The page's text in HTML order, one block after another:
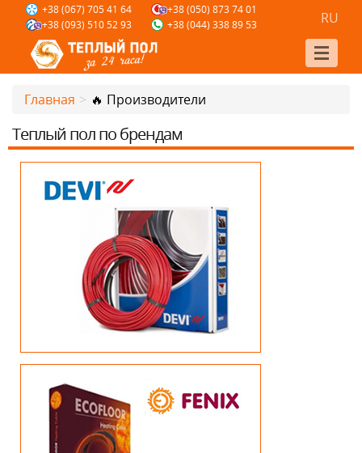
+38 (067) 705 41 64
+38 (050) 873 74 01
+38 (093) 510 52 93
+38 (044) 338 89 53 RU
Главная > 🔥 Производители
Теплый пол по брендам